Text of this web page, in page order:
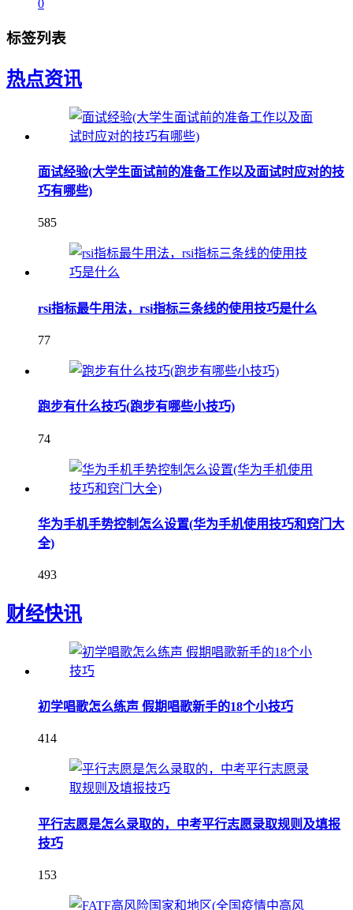
0
标签列表
热点资讯
面试经验(大学生面试前的准备工作以及面试时应对的技
巧有哪些)
585
rsi指标最牛用法，rsi指标三条线的使用技巧是什么
77
跑步有什么技巧(跑步有哪些小技巧)
74
华为手机手势控制怎么设置(华为手机使用技巧和窍门大
全)
493
财经快讯
初学唱歌怎么练声 假期唱歌新手的18个小技巧
414
平行志愿是怎么录取的，中考平行志愿录取规则及填报
技巧
153